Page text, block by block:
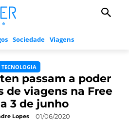
Sociedade Viagens
TECNOLOGIA
passam a poder
de viagens na Free
3 de junho
Lopes 01/06/2020